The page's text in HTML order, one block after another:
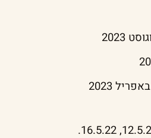
בונבוניירות "איחולים מתוקים" – שתוקפם פג ב-21 בפברואר 2023 או ב-9 באפריל 2023